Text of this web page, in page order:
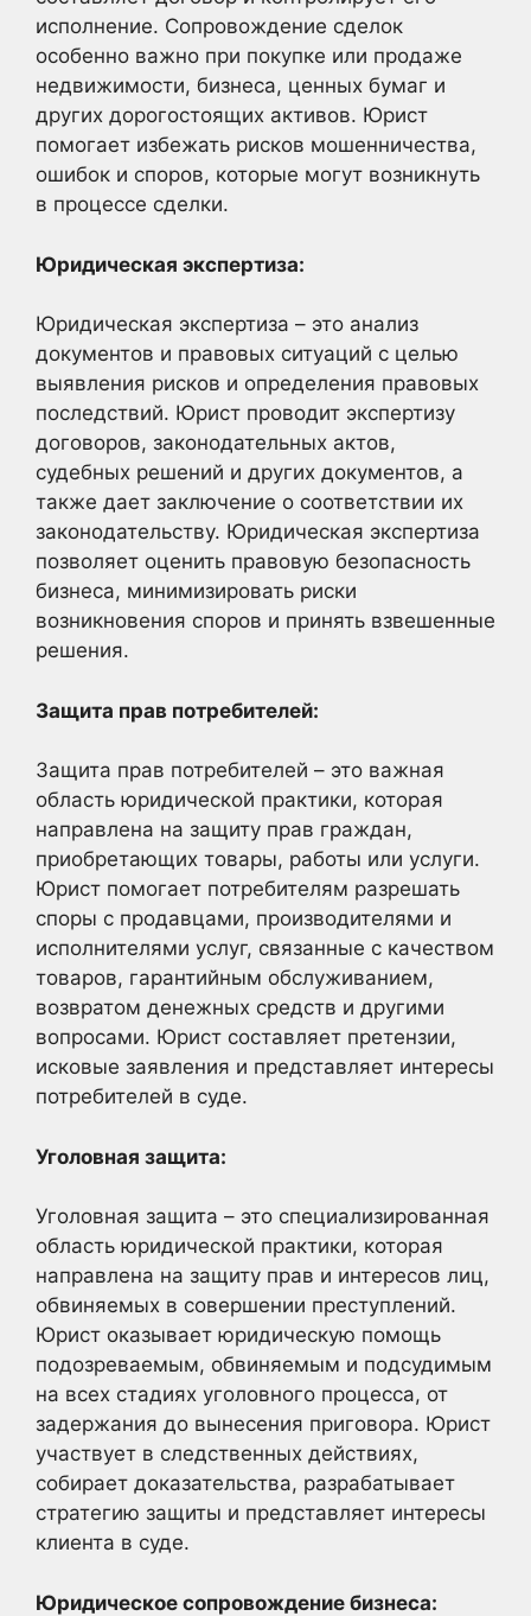
исполнение. Сопровождение сделок
особенно важно при покупке или продаже
недвижимости, бизнеса, ценных бумаг и
других дорогостоящих активов. Юрист
помогает избежать рисков мошенничества,
ошибок и споров, которые могут возникнуть
в процессе сделки.
Юридическая экспертиза:
Юридическая экспертиза – это анализ
документов и правовых ситуаций с целью
выявления рисков и определения правовых
последствий. Юрист проводит экспертизу
договоров, законодательных актов,
судебных решений и других документов, а
также дает заключение о соответствии их
законодательству. Юридическая экспертиза
позволяет оценить правовую безопасность
бизнеса, минимизировать риски
возникновения споров и принять взвешенные
решения.
Защита прав потребителей:
Защита прав потребителей – это важная
область юридической практики, которая
направлена на защиту прав граждан,
приобретающих товары, работы или услуги.
Юрист помогает потребителям разрешать
споры с продавцами, производителями и
исполнителями услуг, связанные с качеством
товаров, гарантийным обслуживанием,
возвратом денежных средств и другими
вопросами. Юрист составляет претензии,
исковые заявления и представляет интересы
потребителей в суде.
Уголовная защита:
Уголовная защита – это специализированная
область юридической практики, которая
направлена на защиту прав и интересов лиц,
обвиняемых в совершении преступлений.
Юрист оказывает юридическую помощь
подозреваемым, обвиняемым и подсудимым
на всех стадиях уголовного процесса, от
задержания до вынесения приговора. Юрист
участвует в следственных действиях,
собирает доказательства, разрабатывает
стратегию защиты и представляет интересы
клиента в суде.
Юридическое сопровождение бизнеса: